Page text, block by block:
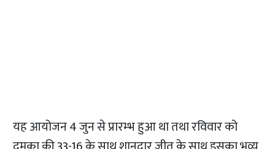
यह आयोजन 4 जुन से प्रारम्भ हुआ था तथा रविवार को